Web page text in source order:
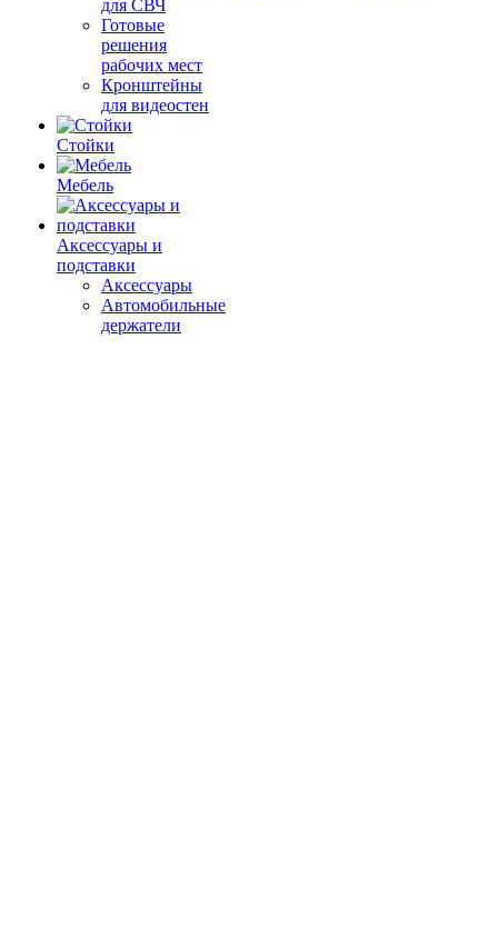
для СВЧ
Готовые
решения
рабочих мест
Кронштейны
для видеостен
Стойки
Мебель
Аксессуары и
подставки
Аксессуары
Автомобильные
держатели